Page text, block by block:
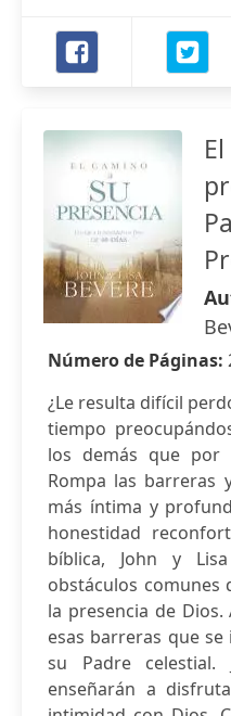
Número de Páginas:
¿Le resulta difícil
tiempo
los demás que por
Rompa las barreras
más íntima y
honestidad
bíblica, John y
obstáculos comunes
la presencia de
esas barreras que
su Padre
enseñarán a